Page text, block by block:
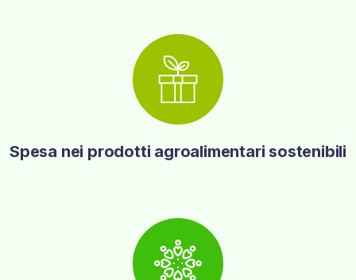
Spesa nei prodotti agroalimentari sostenibili